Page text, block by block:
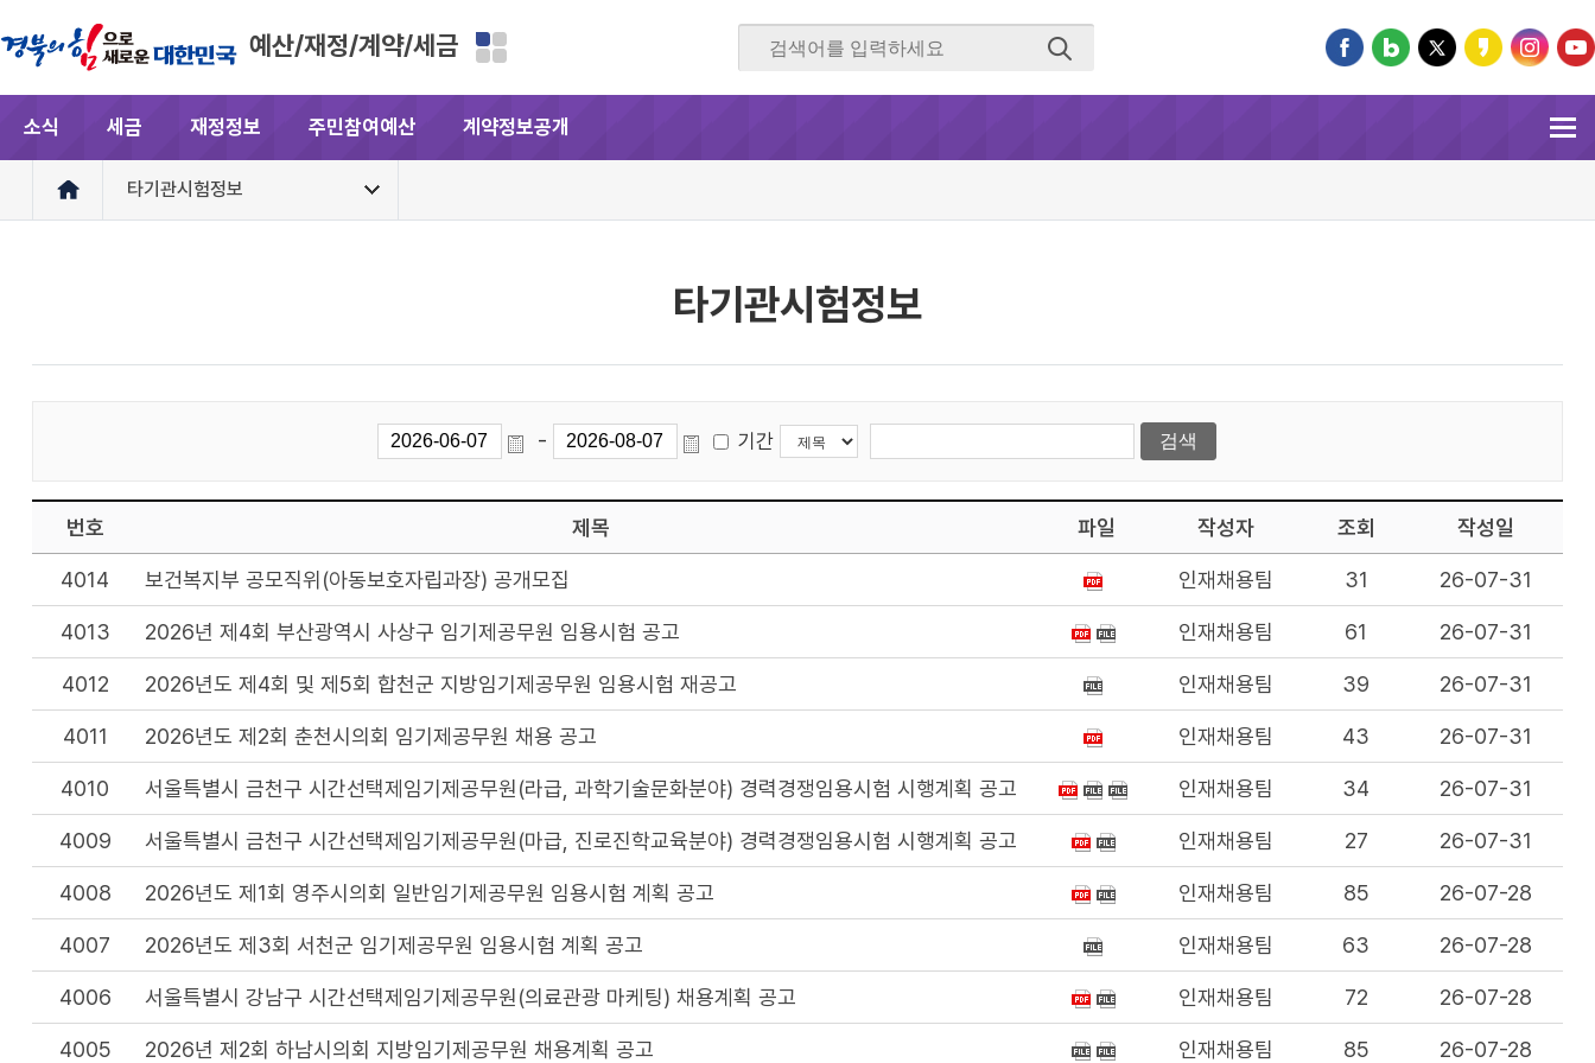
예산/재정/계약/세금
소식 세금 재정정보 주민참여예산 계약정보공개
타기관시험정보
타기관시험정보
- 기간
번호 제목 파일 작성자 조회 작성일
4014 보건복지부 공모직위(아동보호자립과장) 공개모집 인재채용팀 31 26-07-31
4013 2026년 제4회 부산광역시 사상구 임기제공무원 임용시험 공고 인재채용팀 61 26-07-31
4012 2026년도 제4회 및 제5회 합천군 지방임기제공무원 임용시험 재공고 인재채용팀 39 26-07-31
4011 2026년도 제2회 춘천시의회 임기제공무원 채용 공고 인재채용팀 43 26-07-31
4010 서울특별시 금천구 시간선택제임기제공무원(라급, 과학기술문화분야) 경력경쟁임용시험 시행계획 공고 인재채용팀 34 26-07-31
4009 서울특별시 금천구 시간선택제임기제공무원(마급, 진로진학교육분야) 경력경쟁임용시험 시행계획 공고 인재채용팀 27 26-07-31
4008 2026년도 제1회 영주시의회 일반임기제공무원 임용시험 계획 공고 인재채용팀 85 26-07-28
4007 2026년도 제3회 서천군 임기제공무원 임용시험 계획 공고 인재채용팀 63 26-07-28
4006 서울특별시 강남구 시간선택제임기제공무원(의료관광 마케팅) 채용계획 공고 인재채용팀 72 26-07-28
4005 2026년 제2회 하남시의회 지방임기제공무원 채용계획 공고 인재채용팀 85 26-07-28